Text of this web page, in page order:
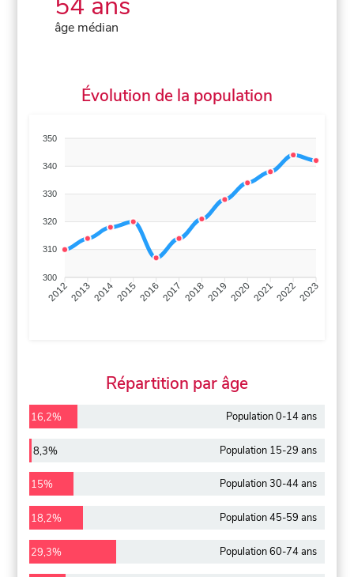
âge médian
Évolution de la population
350
340
330
320
310
300
201220132014201520162017 20182019 2020202120222023
Répartition par âge
16,2% Population 0-14 ans
8,3% Population 15-29 ans
15% Population 30-44 ans
18,2% Population 45-59 ans
29,3% Population 60-74 ans